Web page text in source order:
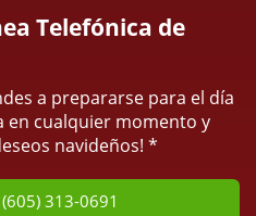
Telefónica de
a prepararse para el día
en cualquier momento y
navideños! *
313-0691